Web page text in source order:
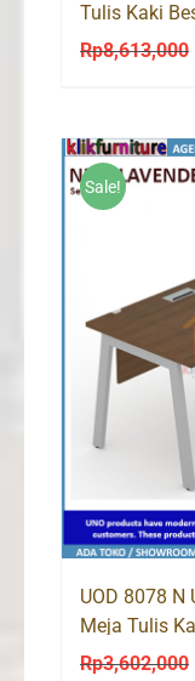
Tulis Kaki
Rp8,613,000
Sale!
UOD 8078 N
Meja Tulis
Rp3,602,000